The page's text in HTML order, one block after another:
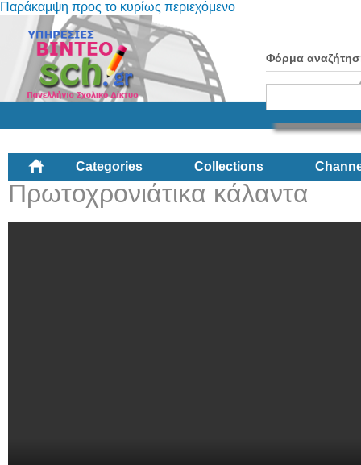
Παράκαμψη προς το κυρίως περιεχόμενο
Φόρμα
Categories Collections
Πρωτοχρονιάτικα κάλαντα